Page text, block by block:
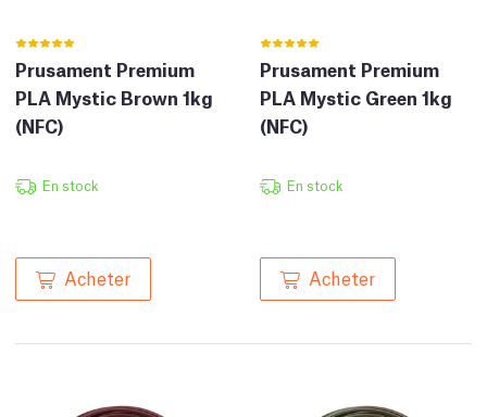
Prusament Premium
PLA Mystic Brown 1kg
(NFC)
En stock
Acheter
Prusament Premium
PLA Mystic Green 1kg
(NFC)
En stock
Acheter